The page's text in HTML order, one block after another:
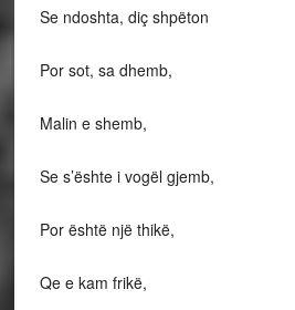
Se ndoshta, diç shpëton
Por sot, sa dhemb,
Malin e shemb,
Se s’ështe i vogël gjemb,
Por është një thikë,
Qe e kam frikë,